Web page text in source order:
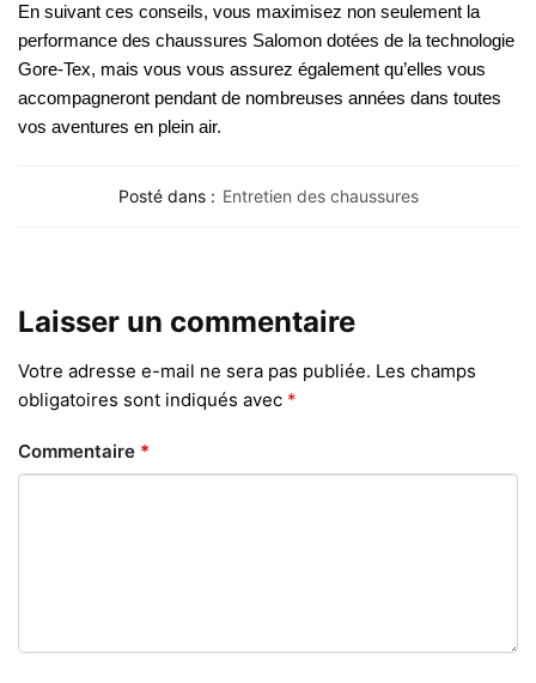
En suivant ces conseils, vous maximisez non seulement la
performance des chaussures Salomon dotées de la technologie
Gore-Tex, mais vous vous assurez également qu’elles vous
accompagneront pendant de nombreuses années dans toutes
vos aventures en plein air.
Posté dans : Entretien des chaussures
Laisser un commentaire
Votre adresse e-mail ne sera pas publiée. Les champs
obligatoires sont indiqués avec *
Commentaire *